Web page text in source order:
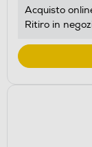
Acquisto
Ritiro in